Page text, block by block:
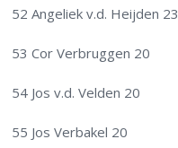
52 Angeliek v.d. Heijden 23
53 Cor Verbruggen 20
54 Jos v.d. Velden 20
55 Jos Verbakel 20